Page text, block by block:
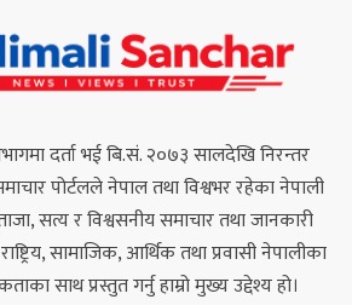
दर्ता भई बि.सं. २०७३ सालदेखि निरन्तर
पोर्टलले नेपाल तथा विश्वभर रहेका नेपाली
सत्य र विश्वसनीय समाचार तथा जानकारी
सामाजिक, आर्थिक तथा प्रवासी नेपालीका
साथ प्रस्तुत गर्नु हाम्रो मुख्य उद्देश्य हो।